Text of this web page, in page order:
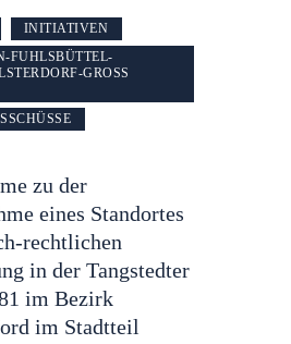
INITIATIVEN
FUHLSBÜTTEL-
GROSS B
zu der
eines Standortes
rechtlichen
in der Tangstedter
im Bezirk
im Stadtteil